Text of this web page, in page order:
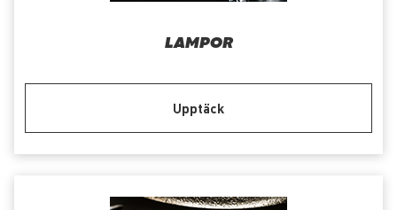
LAMPOR
Upptäck